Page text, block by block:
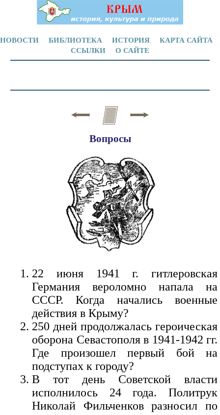
НОВОСТИ БИБЛИОТЕКА ИСТОРИЯ
КАРТА САЙТА
ССЫЛКИ
О САЙТЕ
Вопросы
22 июня 1941 г. гитлеровская
Германия вероломно напала на
СССР. Когда начались военные
действия в Крыму?
250 дней продолжалась героическая
оборона Севастополя в 1941-1942 гг.
Где произошел первый бой на
подступах к городу?
В тот день Советской власти
исполнилось 24 года. Политрук
Николай Фильченков разносил по